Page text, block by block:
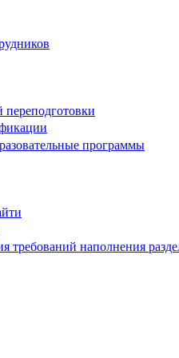
программы
требований наполнения